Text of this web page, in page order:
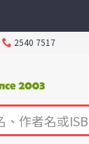
2540 7517